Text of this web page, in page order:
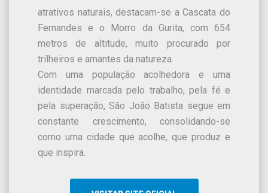
atrativos naturais, destacam-se a Cascata do
Fernandes e o Morro da Gurita, com 654
metros de altitude, muito procurado por
trilheiros e amantes da natureza.
Com uma população acolhedora e uma
identidade marcada pelo trabalho, pela fé e
pela superação, São João Batista segue em
constante crescimento, consolidando-se
como uma cidade que acolhe, que produz e
que inspira.